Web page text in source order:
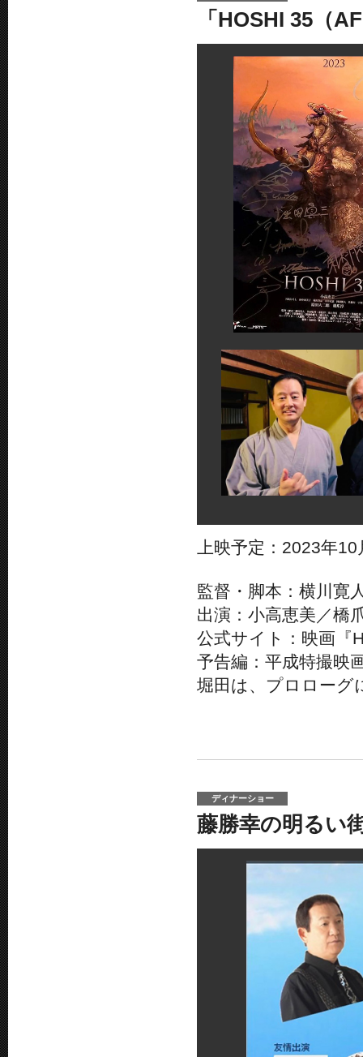
「HOSHI 35（
上映予定：2023年
監督・脚本：横川寛
出演：小高恵美／橋
公式サイト：映画『
予告編：平成特撮映
堀田は、プロローグ
ディナーショー
藤勝幸の明るい